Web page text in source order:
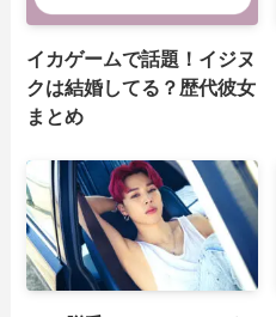
イカゲームで話題！イジヌ
クは結婚してる？歴代彼女
まとめ